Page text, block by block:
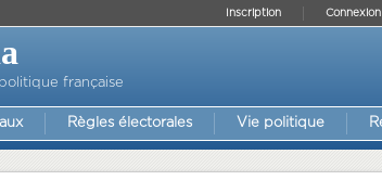
Connexion
Inscription
française
Règles électorales Vie politique